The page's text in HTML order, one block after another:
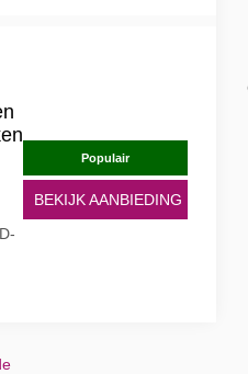
Populair
BEKIJK AANBIEDING